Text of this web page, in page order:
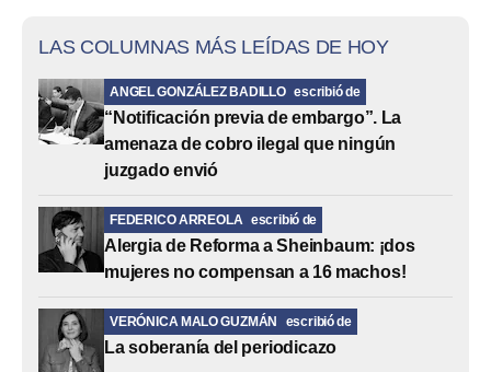
LAS COLUMNAS MÁS LEÍDAS DE HOY
ANGEL GONZÁLEZ BADILLO escribió de
“Notificación previa de embargo”. La
amenaza de cobro ilegal que ningún
juzgado envió
FEDERICO ARREOLA escribió de
Alergia de Reforma a Sheinbaum: ¡dos
mujeres no compensan a 16 machos!
VERÓNICA MALO GUZMÁN escribió de
La soberanía del periodicazo